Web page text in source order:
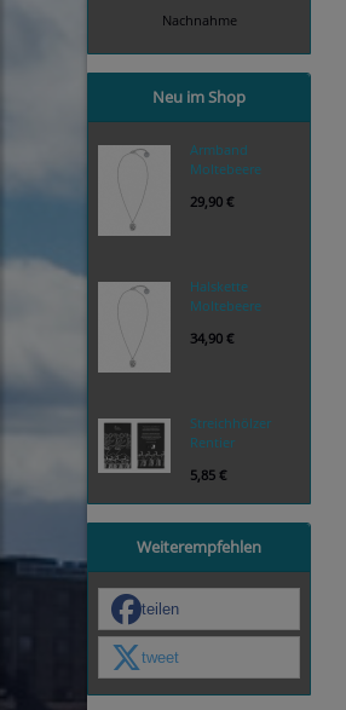
Nachnahme
Neu im Shop
Armband
Moltebeere
29,90 €
Halskette
Moltebeere
34,90 €
Streichhölzer
Rentier
5,85 €
Weiterempfehlen
teilen
tweet